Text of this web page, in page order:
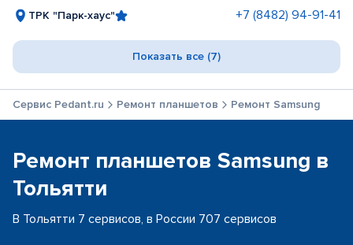
ТРК "Парк-хаус" +7 (8482) 94-91-41
Показать все (7)
Сервис Pedant.ru Ремонт планшетов Ремонт Samsung
Ремонт планшетов Samsung в
Тольятти
В Тольятти 7 сервисов, в России 707 сервисов